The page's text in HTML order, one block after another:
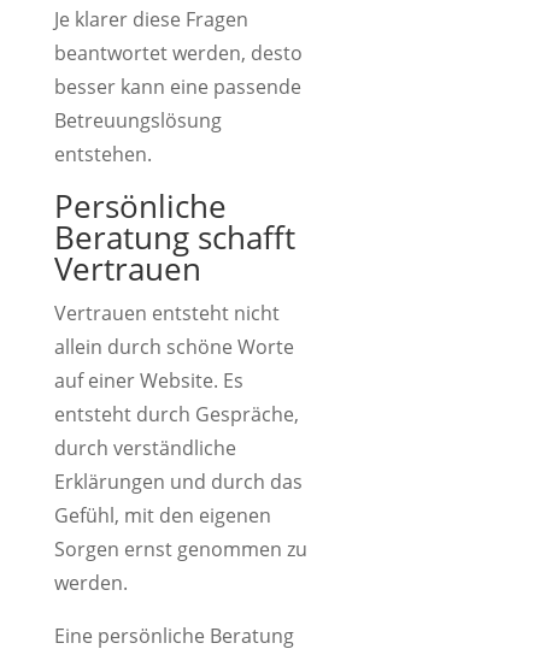
Je klarer diese Fragen
beantwortet werden, desto
besser kann eine passende
Betreuungslösung
entstehen.
Persönliche
Beratung schafft
Vertrauen
Vertrauen entsteht nicht
allein durch schöne Worte
auf einer Website. Es
entsteht durch Gespräche,
durch verständliche
Erklärungen und durch das
Gefühl, mit den eigenen
Sorgen ernst genommen zu
werden.
Eine persönliche Beratung